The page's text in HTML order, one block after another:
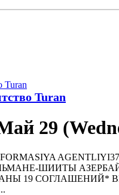
Turan
29
ШИИТЫ
19 СОГЛАШЕHИЙ*